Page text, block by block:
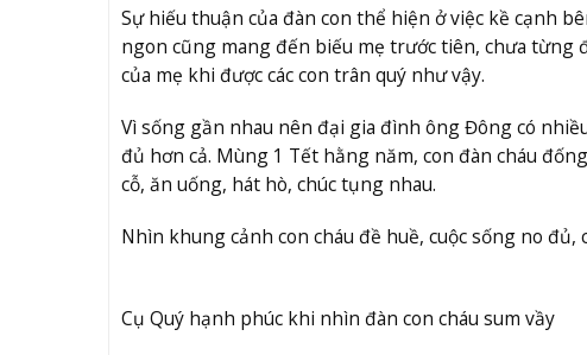
Sự hiếu thuận của đàn con thể hiện ở việc kề cạnh
ngon cũng mang đến biếu mẹ trước tiên, chưa
của mẹ khi được các con trân quý như vậy.
Vì sống gần nhau nên đại gia đình ông Đông có
đủ hơn cả. Mùng 1 Tết hằng năm, con đàn cháu
cỗ, ăn uống, hát hò, chúc tụng nhau.
Nhìn khung cảnh con cháu đề huề, cuộc sống no đủ,
Cụ Quý hạnh phúc khi nhìn đàn con cháu sum vầy